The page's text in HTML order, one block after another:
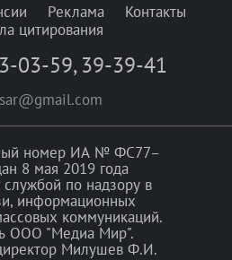
Реклама
Контакты
цитирования
03-59, 39-39-41
номер ИА № ФС77–
8 мая 2019 года
по надзору в
информационных
коммуникаций.
ООО "Медиа Мир".
Милушев Ф.И.